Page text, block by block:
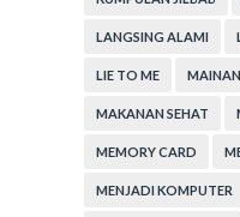
LANGSING ALAMI
LIE TO ME
MAKANAN SEHAT
MEMORY CARD
MENJADI KOMPUTER